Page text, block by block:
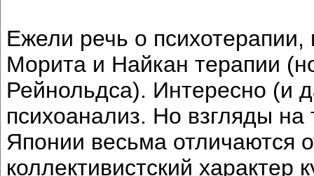
Ежели речь о
Морита и Найкан терапии
Рейнольдса). Интересно (и
психоанализ. Но взгляды
Японии весьма отличаются
коллективистский характер